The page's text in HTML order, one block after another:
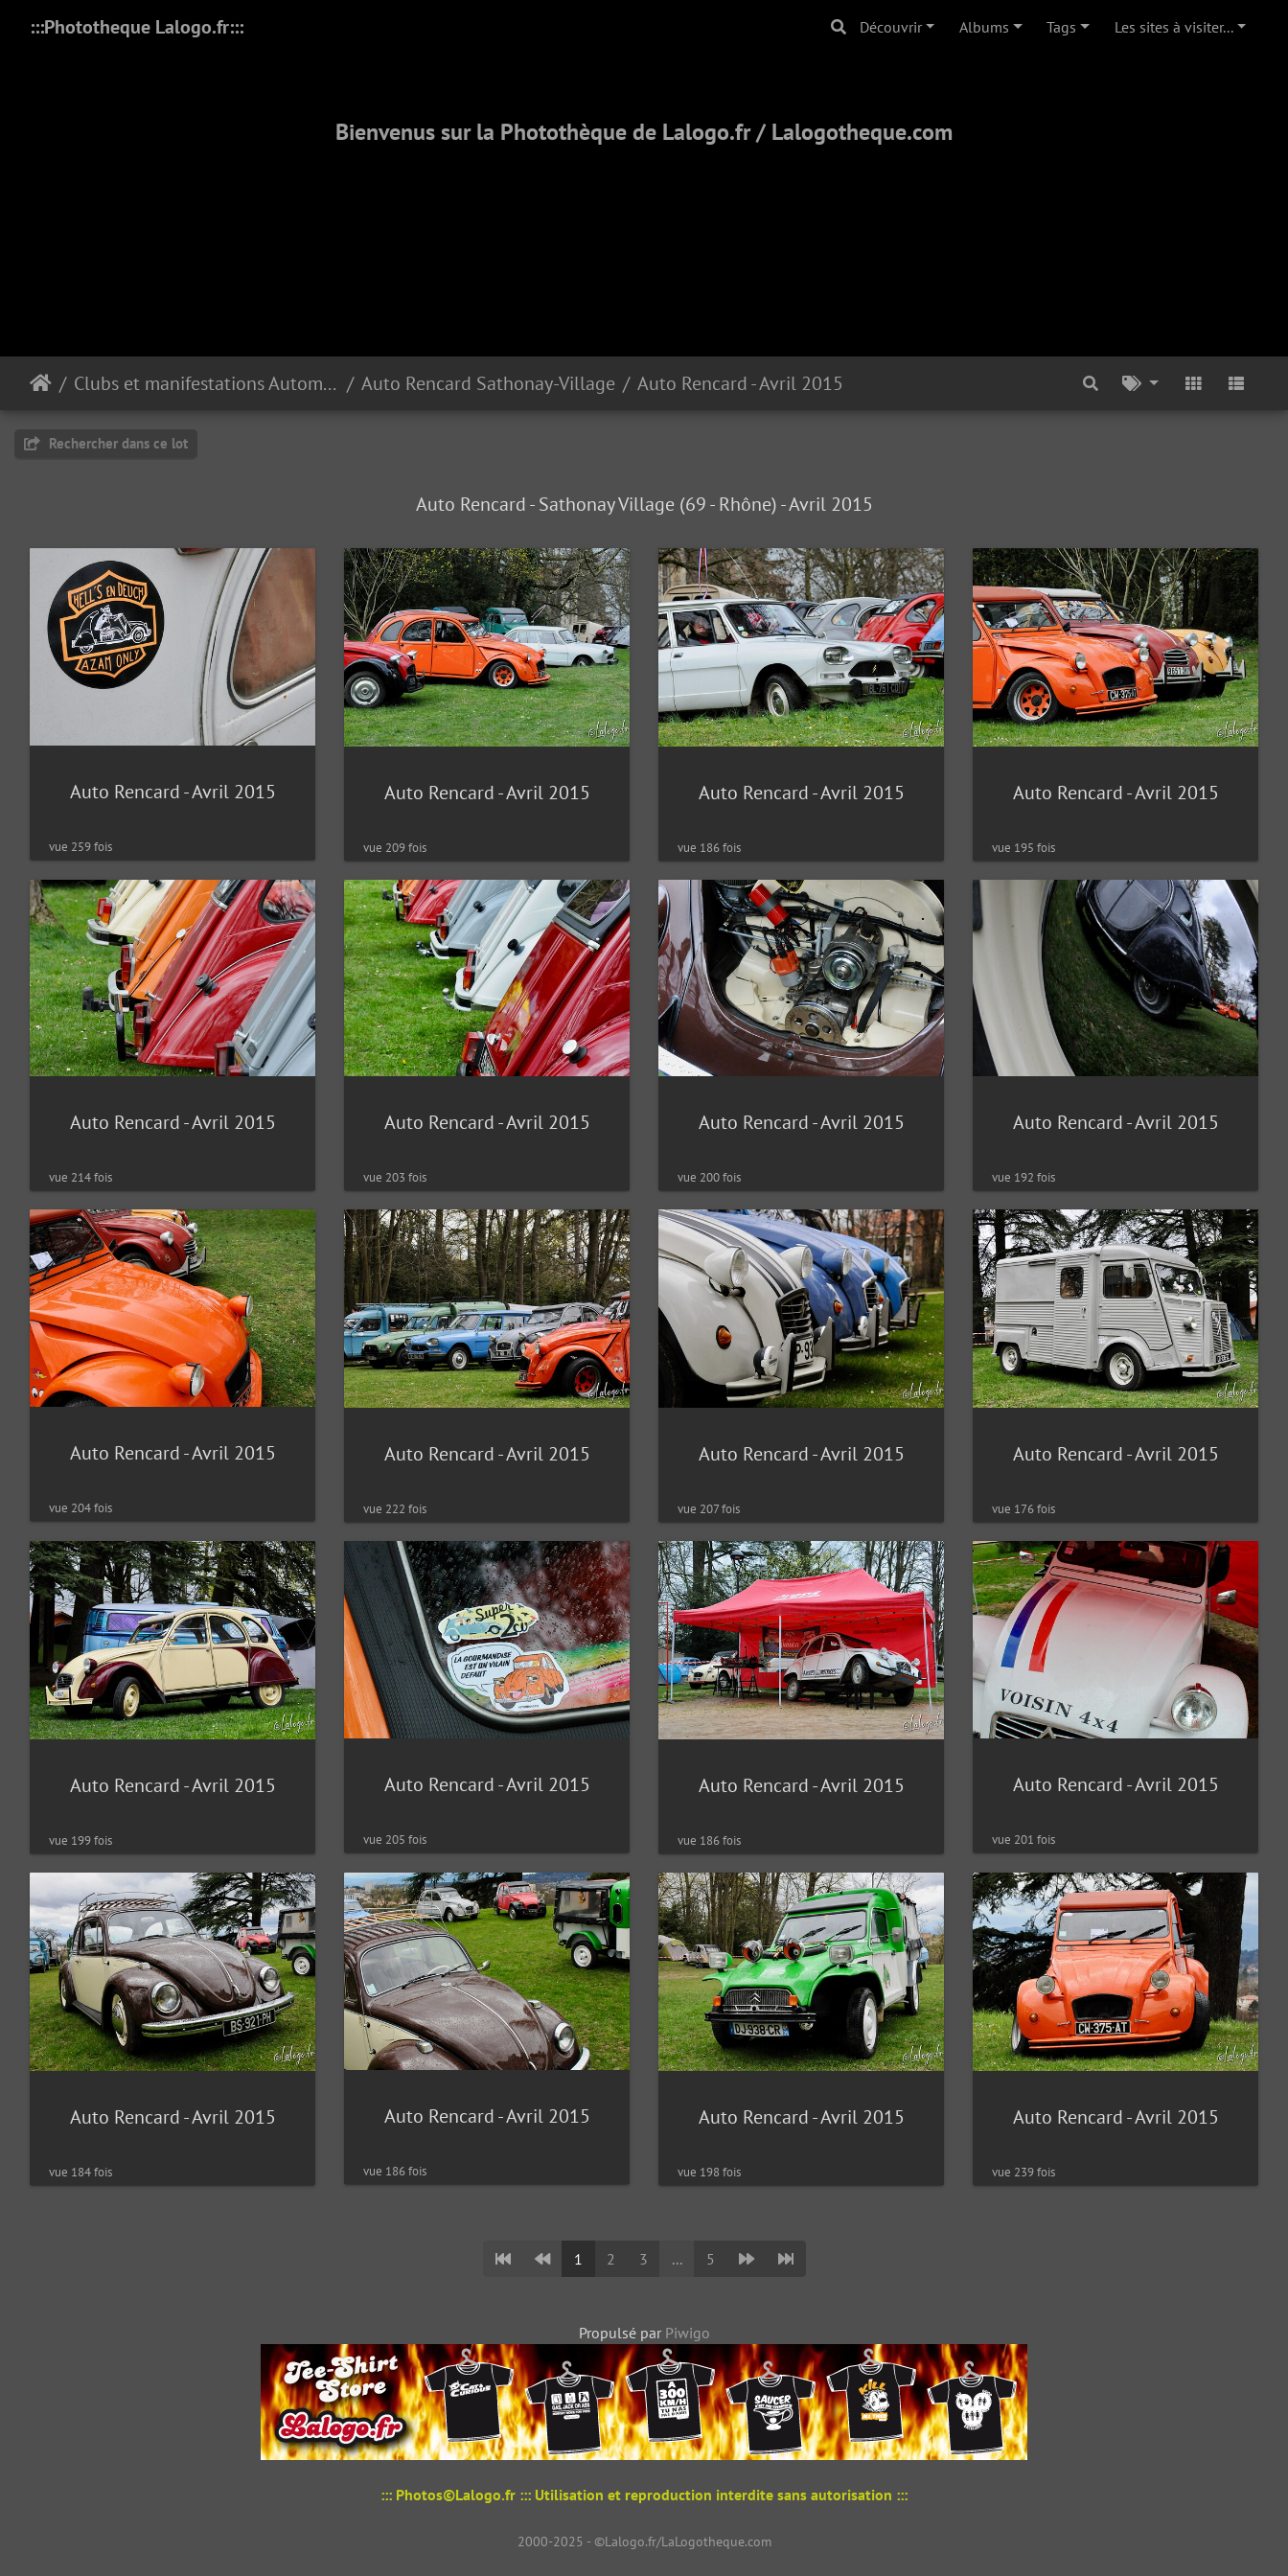
:::Phototheque Lalogo.fr::: Découvrir Albums Tags Les sites à visiter...
Bienvenus sur la Photothèque de Lalogo.fr / Lalogotheque.com
Clubs et manifestations Automobiles Auto Rencard Sathonay-Village Auto Rencard - Avril 2015
Rechercher dans ce lot
Auto Rencard - Sathonay Village (69 - Rhône) - Avril 2015
Auto Rencard - Avril 2015
vue 259 fois
Auto Rencard - Avril 2015
vue 209 fois
Auto Rencard - Avril 2015
vue 186 fois
Auto Rencard - Avril 2015
vue 195 fois
Auto Rencard - Avril 2015
vue 214 fois
Auto Rencard - Avril 2015
vue 203 fois
Auto Rencard - Avril 2015
vue 200 fois
Auto Rencard - Avril 2015
vue 192 fois
Auto Rencard - Avril 2015
vue 204 fois
Auto Rencard - Avril 2015
vue 222 fois
Auto Rencard - Avril 2015
vue 207 fois
Auto Rencard - Avril 2015
vue 176 fois
Auto Rencard - Avril 2015
vue 199 fois
Auto Rencard - Avril 2015
vue 205 fois
Auto Rencard - Avril 2015
vue 186 fois
Auto Rencard - Avril 2015
vue 201 fois
Auto Rencard - Avril 2015
vue 184 fois
Auto Rencard - Avril 2015
vue 186 fois
Auto Rencard - Avril 2015
vue 198 fois
Auto Rencard - Avril 2015
vue 239 fois
1 2 3 ... 5
Propulsé par Piwigo
::: Photos©Lalogo.fr ::: Utilisation et reproduction interdite sans autorisation :::
2000-2025 - ©Lalogo.fr/LaLogotheque.com